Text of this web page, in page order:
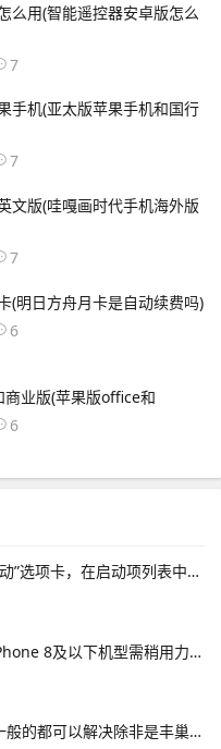
么用(智能遥控器安卓版怎么
7
手机(亚太版苹果手机和国行
7
文版(哇嘎画时代手机海外版
7
(明日方舟月卡是自动续费吗)
6
业版(苹果版office和
6
取消诺言启动项切换到“启动”选项卡，在启动项列表中，找到“诺言”相关的程序项通常会显示为“nuoyan”或类似名称，将其前面的勾选框取消保存设置点击“确定”保存设置，重启计算机后生效二Mac系统下取
“允许检测付款卡与设备”iPhone 8及以下机型需稍用力贴。丰巢智能柜网络无法连接解决方法如下如果遇到丰巢管家app，网络连接不上，首先要先确认你的wifi或者手机网络是正常的，你打开微信浏览器看一看
上下载最新版本的app，一般的都可以解决除非是丰巢管家后台服务器有问题。“苹果起了个坏头，国产小米第一家跟进，这样下去以后数据线都 在没有丰巢和菜鸟之前，快递员都是送货上门，现在突然需要用户。设计精美，外观与传统眼镜几乎没区别 苹果可能会在 AR 眼镜中 技术即支持 5G